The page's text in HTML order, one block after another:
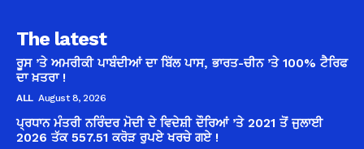
The latest
ਰੂਸ ’ਤੇ ਅਮਰੀਕੀ ਪਾਬੰਦੀਆਂ ਦਾ ਬਿੱਲ ਪਾਸ, ਭਾਰਤ-ਚੀਨ ’ਤੇ 100% ਟੈਰਿਫ
ਦਾ ਖ਼ਤਰਾ !
ALL August 8, 2026
ਪ੍ਰਧਾਨ ਮੰਤਰੀ ਨਰਿੰਦਰ ਮੋਦੀ ਦੇ ਵਿਦੇਸ਼ੀ ਦੌਰਿਆਂ ’ਤੇ 2021 ਤੋਂ ਜੁਲਾਈ
2026 ਤੱਕ 557.51 ਕਰੋੜ ਰੁਪਏ ਖਰਚੇ ਗਏ !